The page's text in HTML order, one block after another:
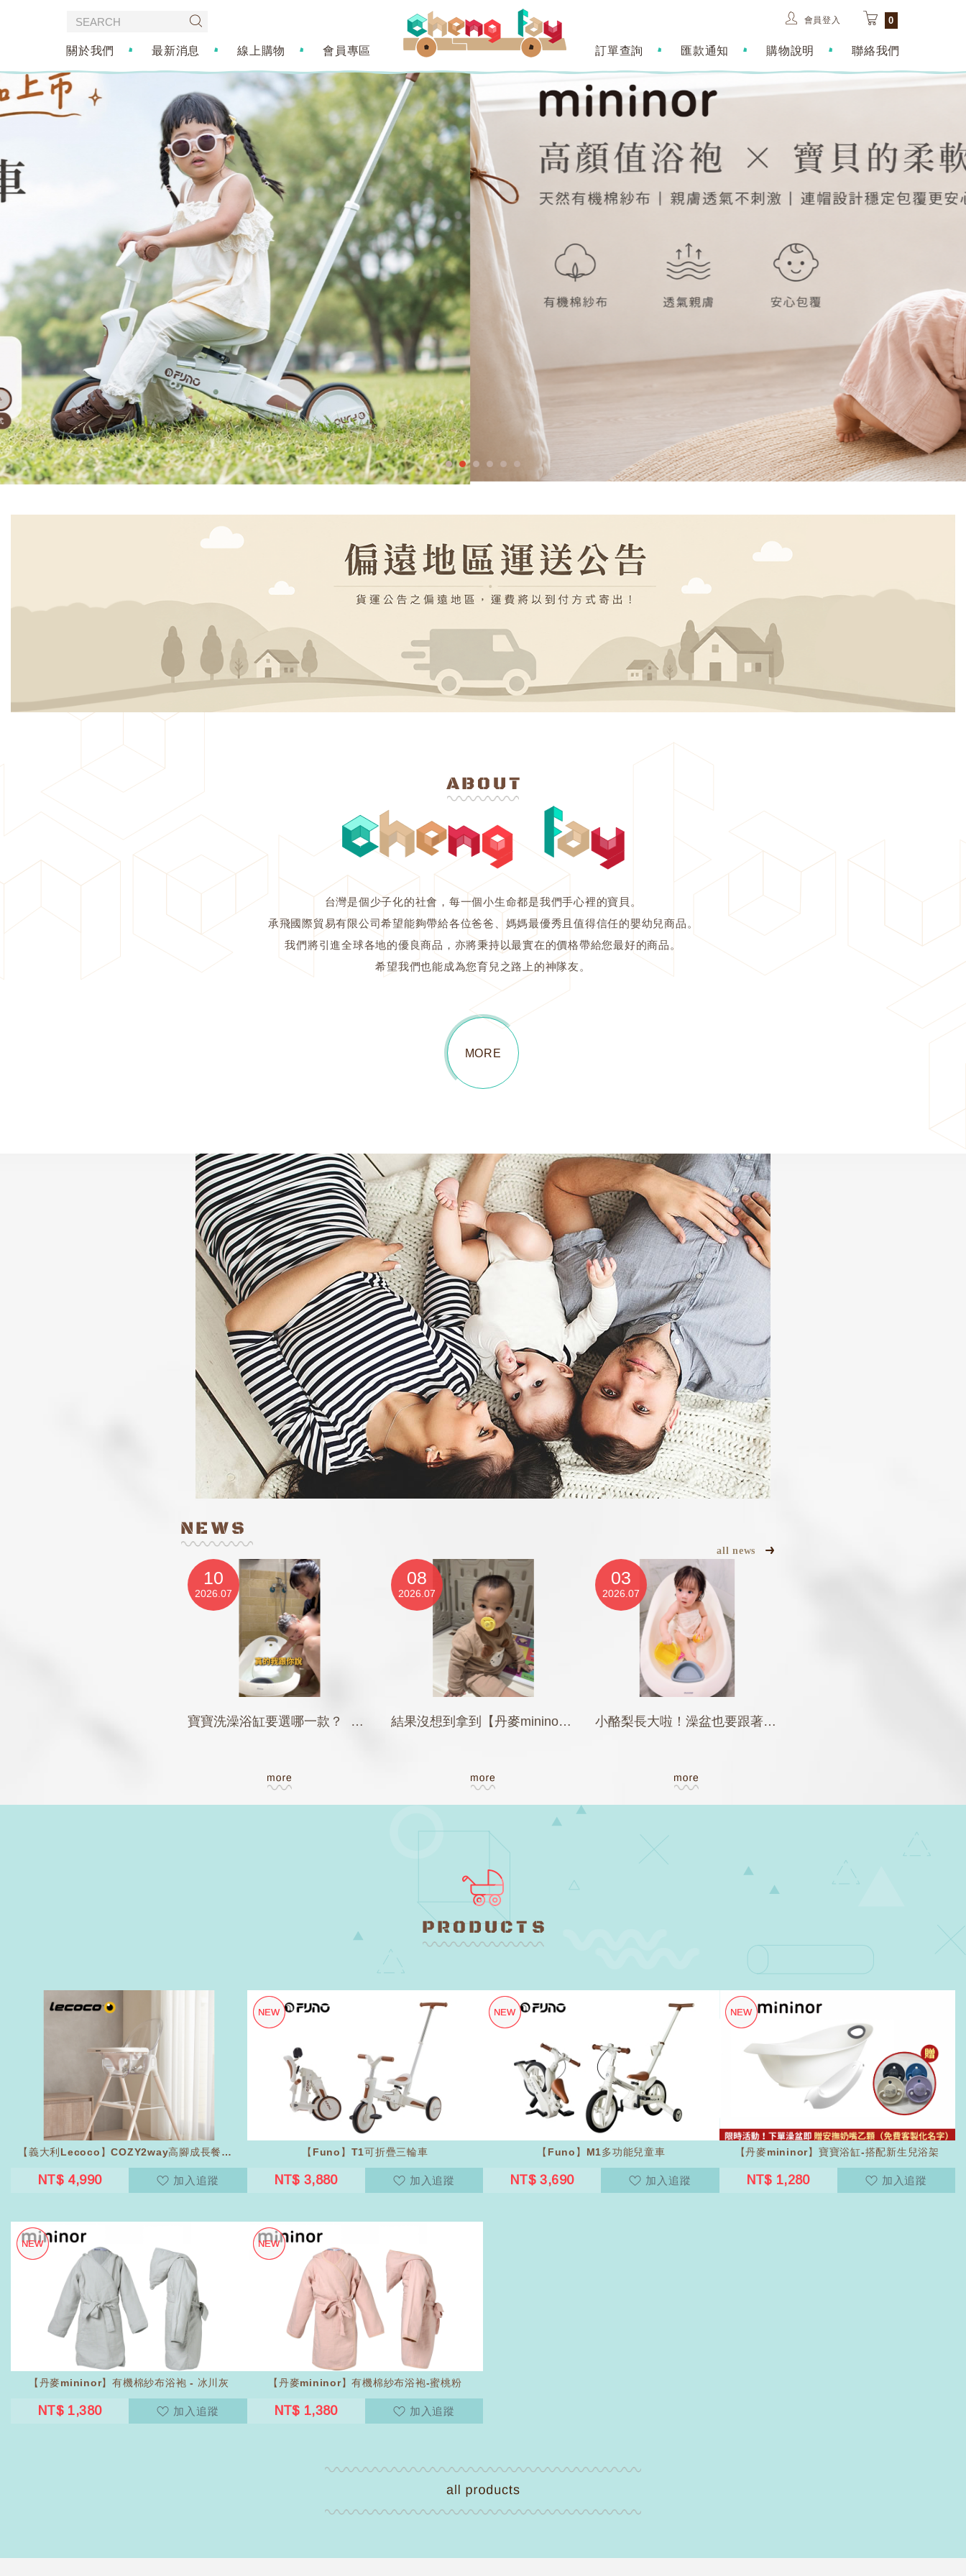
會員登入 0
關於我們 最新消息 線上購物 會員專區 訂單查詢 匯款通知 購物說明 聯絡我們
1 2 3 4 5 6
台灣是個少子化的社會，每一個小生命都是我們手心裡的寶貝。
承飛國際貿易有限公司希望能夠帶給各位爸爸、媽媽最優秀且值得信任的嬰幼兒商品。
我們將引進全球各地的優良商品，亦將秉持以最實在的價格帶給您最好的商品。
希望我們也能成為您育兒之路上的神隊友。
MORE
all news
10
2026.07
寶寶洗澡浴缸要選哪一款？ 好的浴缸讓你一路從出生用到5歲沒問題
08
2026.07
結果沒想到拿到【丹麥mininor】這款 咬一咬…竟然就自己吸住了！
03
2026.07
小酪梨長大啦！澡盆也要跟著一起成長
【義大利Lecoco】COZY2way高腳成長餐椅...
NT$ 4,990 加入追蹤
【Funo】T1可折疊三輪車
NT$ 3,880 加入追蹤
【Funo】M1多功能兒童車
NT$ 3,690 加入追蹤
【丹麥mininor】寶寶浴缸-搭配新生兒浴架
NT$ 1,280 加入追蹤
【丹麥mininor】有機棉紗布浴袍 - 冰川灰
NT$ 1,380 加入追蹤
【丹麥mininor】有機棉紗布浴袍-蜜桃粉
NT$ 1,380 加入追蹤